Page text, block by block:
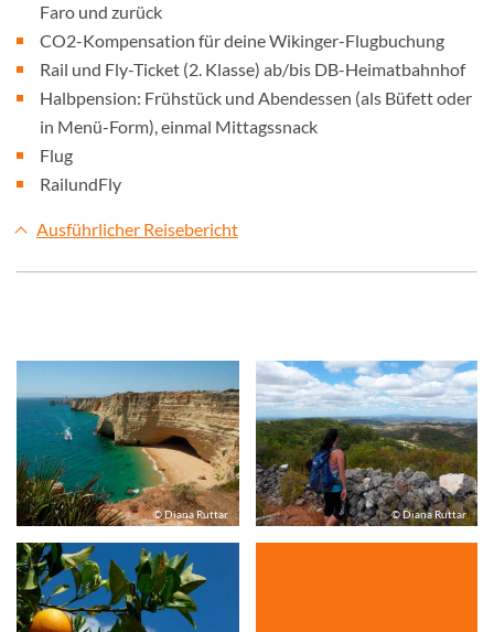
Faro und zurück
CO2-Kompensation für deine Wikinger-Flugbuchung
Rail und Fly-Ticket (2. Klasse) ab/bis DB-Heimatbahnhof
Halbpension: Frühstück und Abendessen (als Büfett oder
in Menü-Form), einmal Mittagssnack
Flug
RailundFly
Ausführlicher Reisebericht
© Diana Ruttar © Diana Ruttar